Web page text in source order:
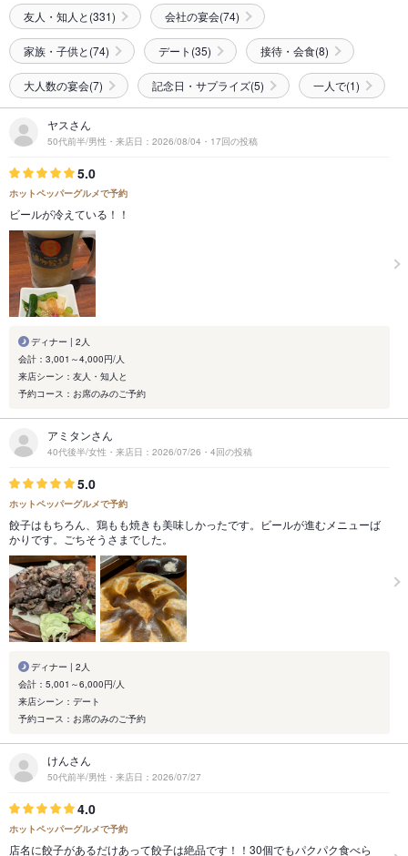
友人・知人と(331) 会社の宴会(74)
家族・子供と(74) デート(35) 接待・会食(8)
大人数の宴会(7) 記念日・サプライズ(5) 一人で(1)
ヤスさん
50代前半/男性・来店日：2026/08/04・17回の投稿
5.0
ホットペッパーグルメで予約
ビールが冷えている！！
ディナー | 2人
会計：3,001～4,000円/人
来店シーン：友人・知人と
予約コース：お席のみのご予約
アミタンさん
40代後半/女性・来店日：2026/07/26・4回の投稿
5.0
ホットペッパーグルメで予約
餃子はもちろん、鶏もも焼きも美味しかったです。ビールが進むメニューば
かりです。ごちそうさまでした。
ディナー | 2人
会計：5,001～6,000円/人
来店シーン：デート
予約コース：お席のみのご予約
けんさん
50代前半/男性・来店日：2026/07/27
4.0
ホットペッパーグルメで予約
店名に餃子があるだけあって餃子は絶品です！！30個でもパクパク食べら